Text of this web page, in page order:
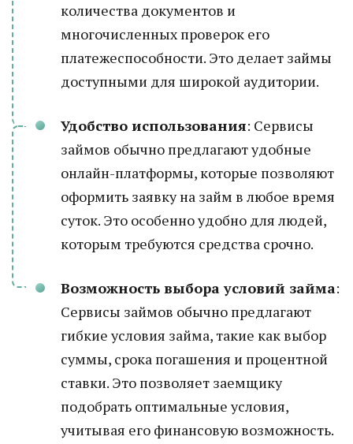
количества документов и
многочисленных проверок его
платежеспособности. Это делает займы
доступными для широкой аудитории.
Удобство использования: Сервисы
займов обычно предлагают удобные
онлайн-платформы, которые позволяют
оформить заявку на займ в любое время
суток. Это особенно удобно для людей,
которым требуются средства срочно.
Возможность выбора условий займа:
Сервисы займов обычно предлагают
гибкие условия займа, такие как выбор
суммы, срока погашения и процентной
ставки. Это позволяет заемщику
подобрать оптимальные условия,
учитывая его финансовую возможность.